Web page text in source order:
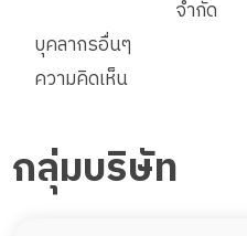
จำกัด
บุคลากรอื่นๆ
ความคิดเห็น
กลุ่มบริษัท